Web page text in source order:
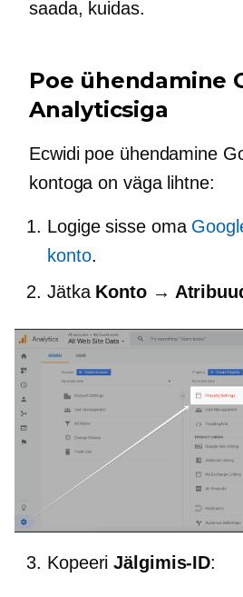
saada, kuidas.
Poe ühendamine
Analyticsiga
Ecwidi poe ühendamine
kontoga on väga lihtne:
Logige sisse oma
konto.
Jätka Konto →
KopeeriJälgimis-ID: